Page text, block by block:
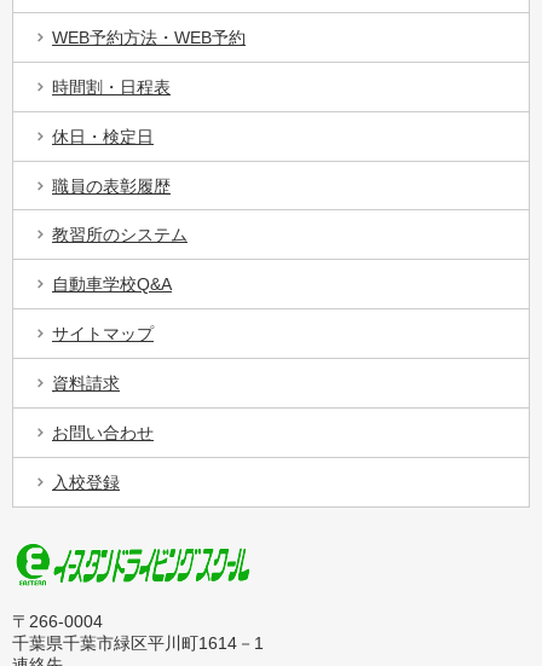
WEB予約方法・WEB予約
時間割・日程表
休日・検定日
職員の表彰履歴
教習所のシステム
自動車学校Q&A
サイトマップ
資料請求
お問い合わせ
入校登録
〒266-0004
千葉県千葉市緑区平川町1614－1